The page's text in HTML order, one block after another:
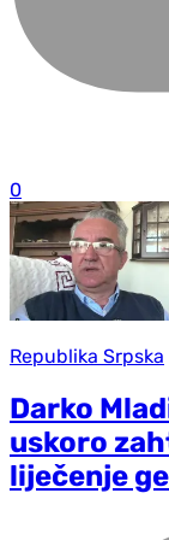
0
Republika Srpska
Darko
uskoro
liječenje